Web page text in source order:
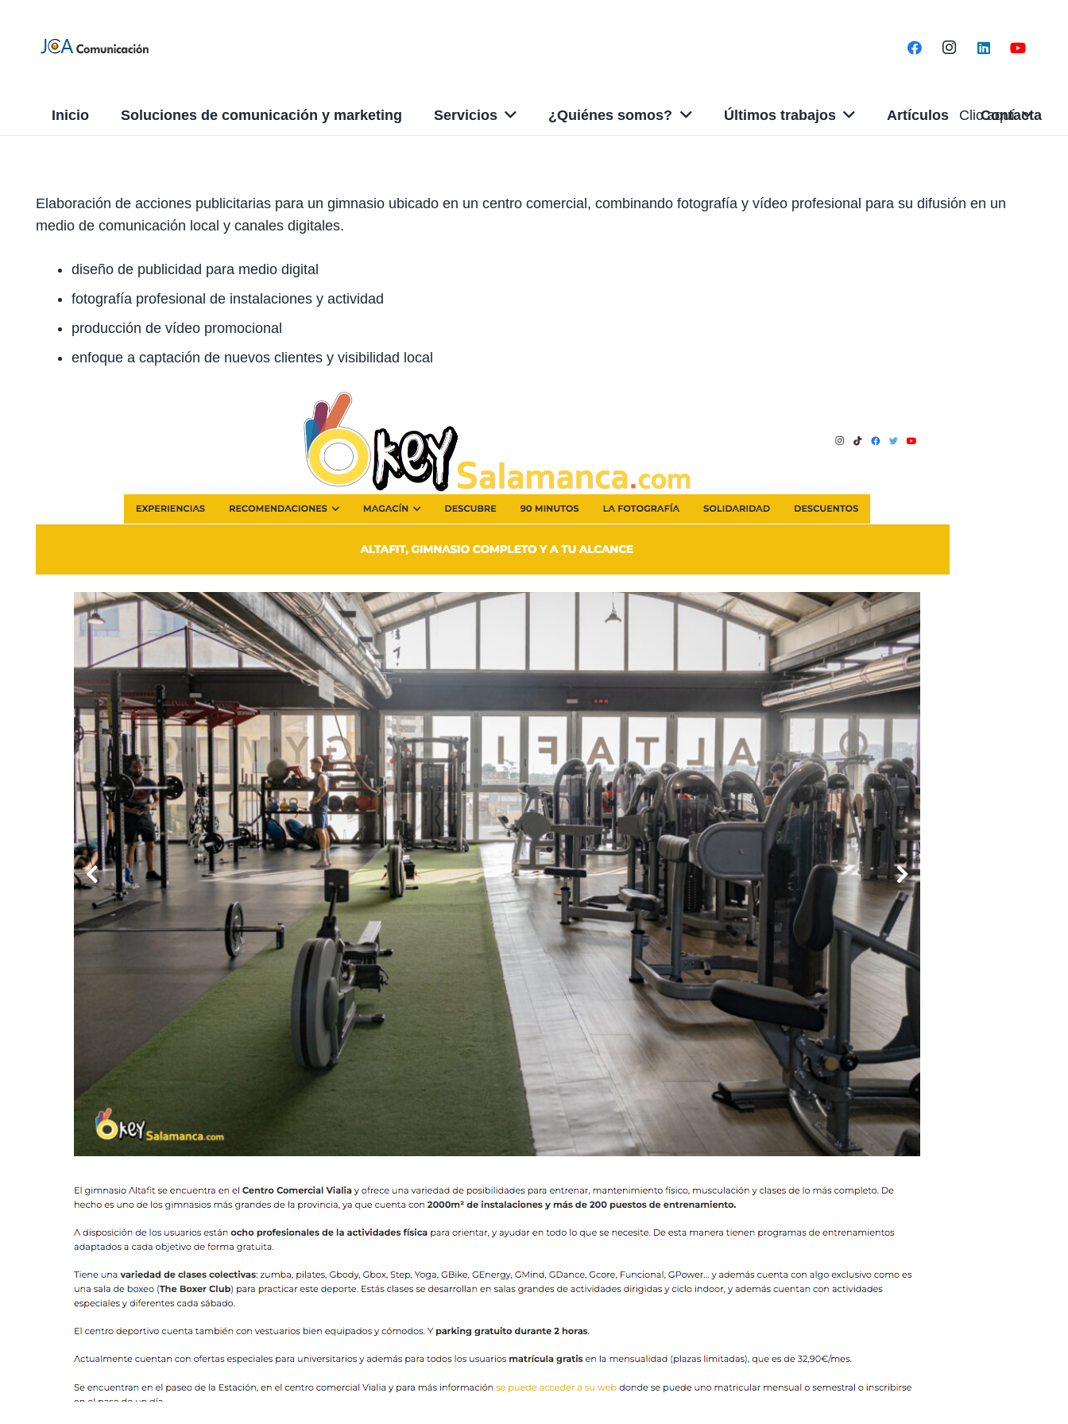
Inicio Soluciones de comunicación y marketing Servicios ¿Quiénes somos? Últimos trabajos Artículos Contacta
Clic aquí
Elaboración de acciones publicitarias para un gimnasio ubicado en un centro comercial, combinando fotografía y vídeo profesional para su difusión en un
medio de comunicación local y canales digitales.
diseño de publicidad para medio digital
fotografía profesional de instalaciones y actividad
producción de vídeo promocional
enfoque a captación de nuevos clientes y visibilidad local